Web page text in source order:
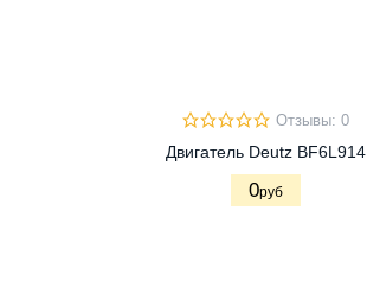
Отзывы: 0
Двигатель Deutz BF6L914
0руб